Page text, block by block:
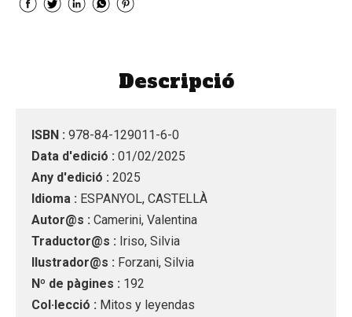
Descripció
ISBN : 978-84-129011-6-0
Data d'edició : 01/02/2025
Any d'edició : 2025
Idioma : ESPANYOL, CASTELLÀ
Autor@s : Camerini, Valentina
Traductor@s : Iriso, Silvia
Ilustrador@s : Forzani, Silvia
Nº de pàgines : 192
Col·lecció : Mitos y leyendas